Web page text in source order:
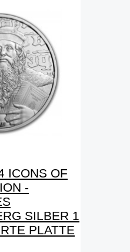
ICONS OF
-
SILBER 1
PLATTE